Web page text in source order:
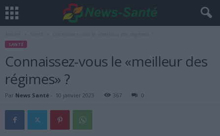
SANTÉ
Connaissez-vous le «meilleur des
régimes» ?
Par News Santé - 10 janvier 2023 367 0